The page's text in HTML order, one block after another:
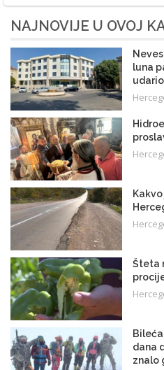
NAJNOVIJE U OVOJ
luna
Šteta
dana
znalo